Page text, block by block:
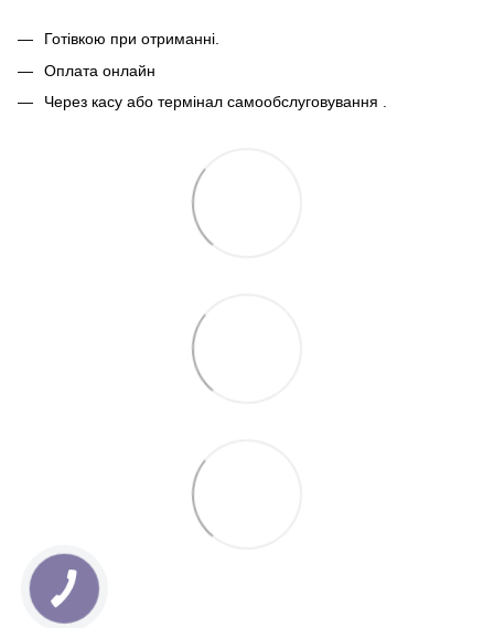
Готівкою при отриманні.
Оплата онлайн
Через касу або термінал самообслуговування .